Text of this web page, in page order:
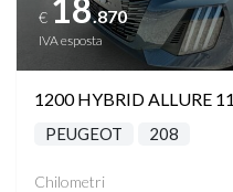
€ 18.870
IVA esposta
1200 HYBRID ALLURE
PEUGEOT 208
Chilometri